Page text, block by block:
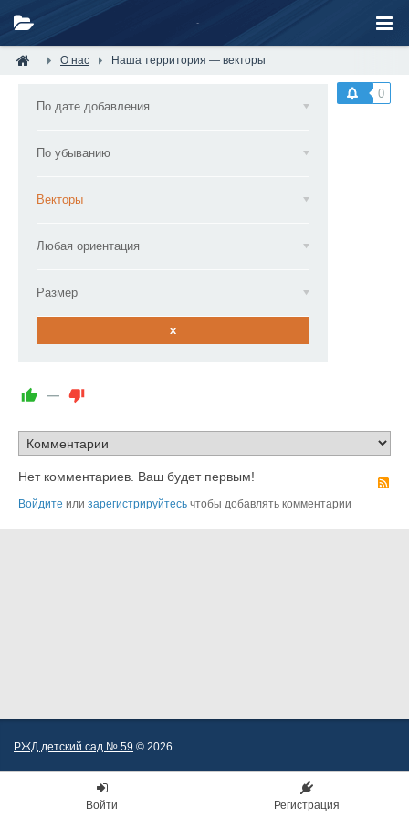
О нас Наша территория — векторы
0
По дате добавления
По убыванию
Векторы
Любая ориентация
Размер
x
—
Нет комментариев. Ваш будет первым!
Войдите или зарегистрируйтесь чтобы добавлять комментарии
РЖД детский сад № 59 © 2026
Войти Регистрация